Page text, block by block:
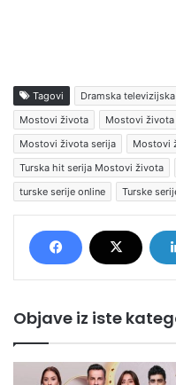
Tagovi Dramska
Mostovi života
Mostovi
Mostovi života serija
Mostovi
Turska hit serija Mostovi života
turske serije online
Turske
Objave iz iste